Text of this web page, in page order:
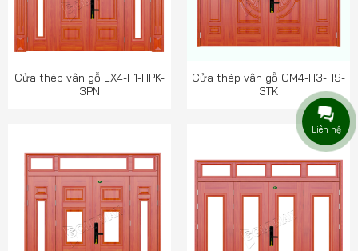
Cửa thép vân gỗ LX4-H1-HPK-
3PN
Cửa thép vân gỗ GM4-H3-H9-
3TK
Liên hệ